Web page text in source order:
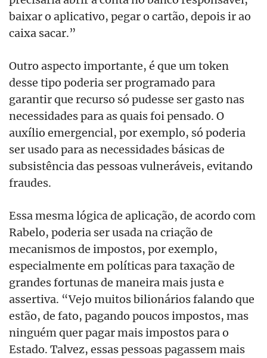
baixar o aplicativo, pegar o cartão, depois ir ao
caixa sacar.”
Outro aspecto importante, é que um token
desse tipo poderia ser programado para
garantir que recurso só pudesse ser gasto nas
necessidades para as quais foi pensado. O
auxílio emergencial, por exemplo, só poderia
ser usado para as necessidades básicas de
subsistência das pessoas vulneráveis, evitando
fraudes.
Essa mesma lógica de aplicação, de acordo com
Rabelo, poderia ser usada na criação de
mecanismos de impostos, por exemplo,
especialmente em políticas para taxação de
grandes fortunas de maneira mais justa e
assertiva. “Vejo muitos bilionários falando que
estão, de fato, pagando poucos impostos, mas
ninguém quer pagar mais impostos para o
Estado. Talvez, essas pessoas pagassem mais